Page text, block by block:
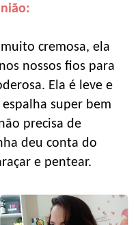
cremosa, ela
nossos fios para
Ela é leve e
super bem
precisa de
deu conta do
e pentear.